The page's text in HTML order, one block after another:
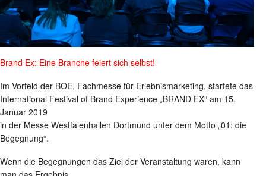
Brand Ex: Eine Branche feiert sich selbst!
Im Vorfeld der BOE, Fachmesse für Erlebnismarketing, startete das
International Festival of Brand Experience „BRAND EX“ am 15.
Januar 2019
in der Messe Westfalenhallen Dortmund unter dem Motto „01: die
Begegnung“.
Wenn die Begegnungen das Ziel der Veranstaltung waren, kann